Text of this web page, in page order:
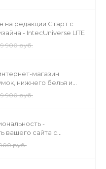
на редакции Старт с
- IntecUniverse LITE
900 руб.
магазин
нижнего белья и
900 руб.
-
вашего сайта с
900 руб.